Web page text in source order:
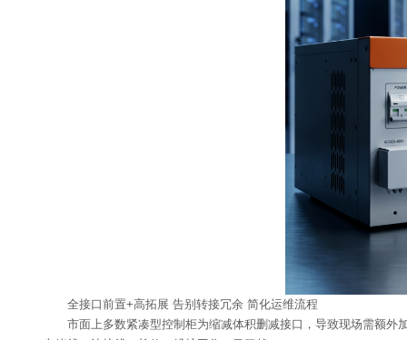
全接口前置+高拓展 告别转接冗余 简化运维流程
市面上多数紧凑型控制柜为缩减体积删减接口，导致现场需额